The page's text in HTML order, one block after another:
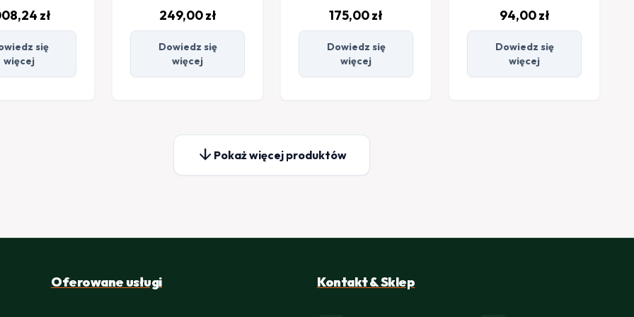
zł
się
więcej
249,00zł
Dowiedz się
więcej
175,00zł
Dowiedz się
więcej
94,00zł
Dowiedz się
więcej
arrow_downward Pokaż więcej produktów
Oferowane usługi Kontakt & Sklep